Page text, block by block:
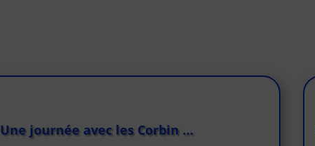
Une journée avec les Corbin …